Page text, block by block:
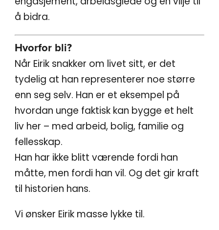
å bidra.
Hvorfor bli?
Når Eirik snakker om livet sitt, er det
tydelig at han representerer noe større
enn seg selv. Han er et eksempel på
hvordan unge faktisk kan bygge et helt
liv her – med arbeid, bolig, familie og
fellesskap.
Han har ikke blitt værende fordi han
måtte, men fordi han vil. Og det gir kraft
til historien hans.
Vi ønsker Eirik masse lykke til.